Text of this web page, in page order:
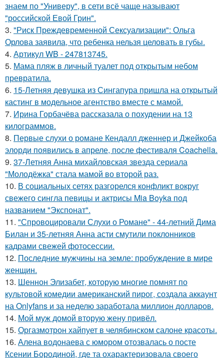
знаем по "Универу", в сети всё чаще называют
"российской Евой Грин".
3. "Риск Преждевременной Сексуализации": Ольга
Орлова заявила, что ребенка нельзя целовать в губы.
4. Артикул WB - 247813745.
5. Мама пляж в личный туалет под открытым небом
превратила.
6. 15-Летняя девушка из Сингапура пришла на открытый
кастинг в модельное агентство вместе с мамой.
7. Ирина Горбачёва рассказала о похудении на 13
килограммов.
8. Первые слухи о романе Кендалл дженнер и Джейкоба
элорди появились в апреле, после фестиваля Coachella.
9. 37-Летняя Анна михайловская звезда сериала
"Молодёжка" стала мамой во второй раз.
10. В социальных сетях разгорелся конфликт вокруг
свежего сингла певицы и актрисы Mia Boyka под
названием "Экспонат".
11. "Спровоцировали Слухи о Романе" - 44-летний Дима
Билан и 35-летняя Анна асти смутили поклонников
кадрами свежей фотосессии.
12. Последние мужчины на земле: пробуждение в мире
женщин.
13. Шеннон Элизабет, которую многие помнят по
культовой комедии американский пирог, создала аккаунт
на Onlyfans и за неделю заработала миллион долларов.
14. Мой муж домой вторую жену привёл.
15. Оргазмотрон хайпует в челябинском салоне красоты.
16. Алена водонаева с юмором отозвалась о посте
Ксении Бородиной, где та охарактеризовала своего